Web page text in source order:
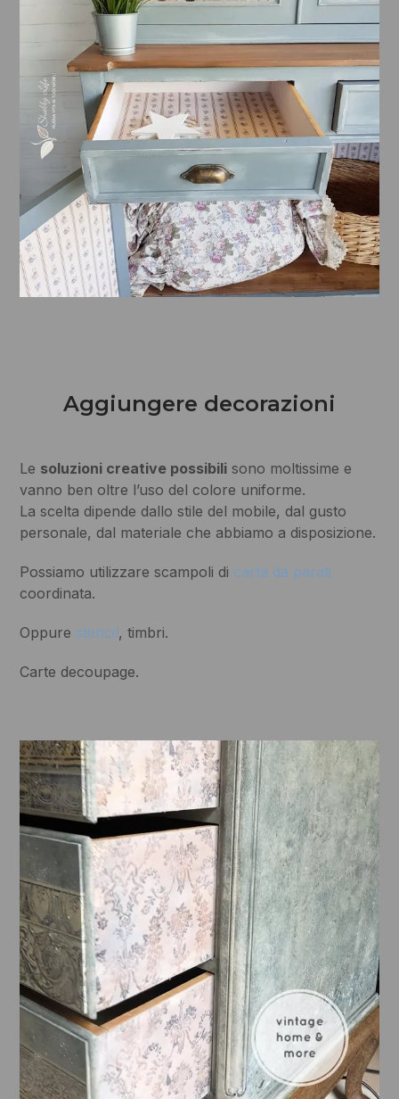
Aggiungere decorazioni
Le soluzioni creative possibili sono moltissime e
vanno ben oltre l’uso del colore uniforme.
La scelta dipende dallo stile del mobile, dal gusto
personale, dal materiale che abbiamo a disposizione.
Possiamo utilizzare scampoli di carta da parati
coordinata.
Oppure stencil, timbri.
Carte decoupage.